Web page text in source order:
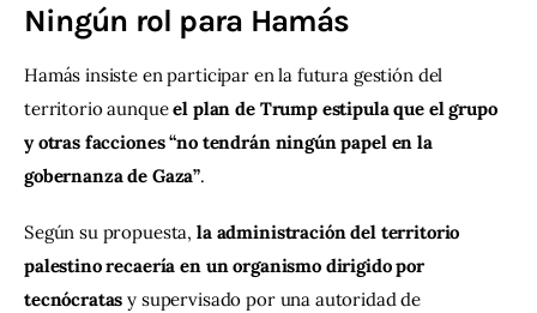
Ningún rol para Hamás
Hamás insiste en participar en la futura gestión del
territorio aunque el plan de Trump estipula que el grupo
y otras facciones “no tendrán ningún papel en la
gobernanza de Gaza”.
Según su propuesta, la administración del territorio
palestino recaería en un organismo dirigido por
tecnócratas y supervisado por una autoridad de